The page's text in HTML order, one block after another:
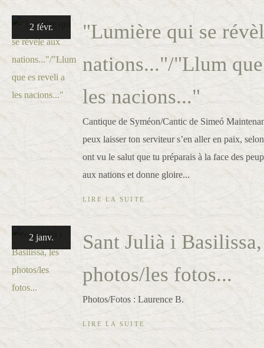
2 févr.
"Lumière qui se
nations..."/"Llum
les nacions..."
Cantique de Syméon/Cantic de Simeó
peux laisser ton serviteur s’en aller en paix,
ont vu le salut que tu préparais à la face des
aux nations et donne gloire...
LIRE LA SUITE
2 janv.
Sant Julià i
photos/les fotos...
Photos/Fotos : Laurence B.
LIRE LA SUITE